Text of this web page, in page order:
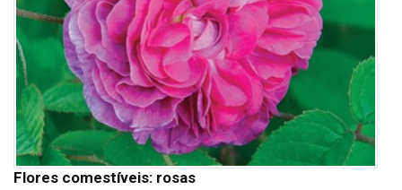
Flores comestíveis: rosas